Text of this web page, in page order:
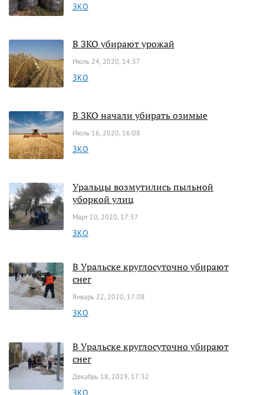
ЗКО
В ЗКО убирают урожай
Июль 24, 2020, 14:37
ЗКО
В ЗКО начали убирать озимые
Июль 16, 2020, 16:08
ЗКО
Уральцы возмутились пыльной
уборкой улиц
Март 10, 2020, 17:37
ЗКО
В Уральске круглосуточно убирают
снег
Январь 22, 2020, 17:08
ЗКО
В Уральске круглосуточно убирают
снег
Декабрь 18, 2019, 17:32
ЗКО